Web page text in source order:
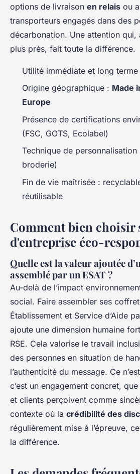
options de livraison en relais ou
transporteurs engagés dans des
décarbonation. Une attention qui,
plus près, fait toute la différence.
Utilité immédiate et long terme
Origine géographique : Made
Europe
Présence de certifications
(FSC, GOTS, Ecolabel)
Technique de
broderie)
Fin de vie maîtrisée :
réutilisable
Comment bien choisir
d'entreprise éco-
Quelle est la valeur ajoutée
assemblé par un ESAT ?
Au-delà de l’impact
social. Faire assembler ses
Établissement et Service d’Aide
ajoute une dimension humaine
RSE. Cela valorise le travail
des personnes en situation de
l’authenticité du message. Ce
c’est un engagement concret,
et clients perçoivent comme
contexte où la crédibilité des
régulièrement mise à l’épreuve,
la différence.